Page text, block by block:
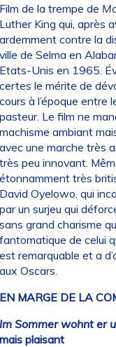
de la trempe de
King qui, après
contre la
de Selma en
Unis en 1965.
le mérite de
à l’époque entre
Le film ne
ambiant
une marche très
peu innovant.
très
Oyelowo, qui
un surjeu qui
grand charisme
de celui
remarquable et a
Oscars.
MARGE DE LA
Sommer wohnt er
plaisant